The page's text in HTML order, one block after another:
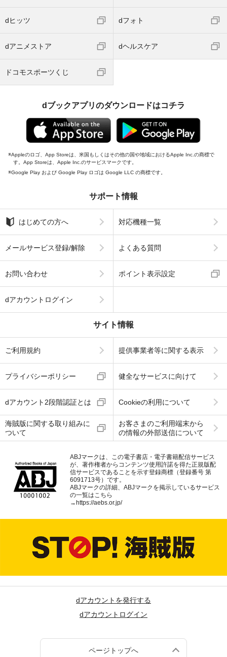
dヒッツ dフォト
dアニメストア dヘルスケア
ドコモスポーツくじ
dブックアプリのダウンロードはコチラ
Appleのロゴ、App Storeは、米国もしくはその他の国や地域におけるApple Inc.の商標で
す。App Storeは、Apple Inc.のサービスマークです。
Google Play および Google Play ロゴは Google LLC の商標です。
サポート情報
はじめての方へ 対応機種一覧
メールサービス登録/解除 よくある質問
お問い合わせ ポイント表示設定
dアカウントログイン
サイト情報
ご利用規約 提供事業者等に関する表示
プライバシーポリシー 健全なサービスに向けて
dアカウント2段階認証とは Cookieの利用について
海賊版に関する取り組みに
ついて
お客さまのご利用端末から
の情報の外部送信について
ABJマークは、この電子書店・電子書籍配信サービス
が、著作権者からコンテンツ使用許諾を得た正規版配
信サービスであることを示す登録商標（登録番号 第
6091713号）です。
ABJマークの詳細、ABJマークを掲示しているサービス
の一覧はこちら
→ https://aebs.or.jp/
dアカウントを発行する
dアカウントログイン
ページトップへ